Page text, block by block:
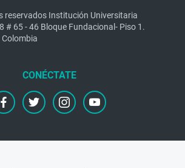
reservados Institución Universitaria
# 65 - 46 Bloque Fundacional- Piso 1.
Colombia